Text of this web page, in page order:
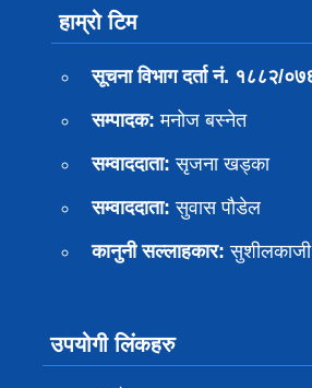
हाम्रो टिम
सूचना विभाग दर्ता नं. १८८२/
सम्पादक: मनोज बस्नेत
सम्वाददाता: सृजना खड्का
सम्वाददाता: सुवास पाैडेल
कानुनी सल्लाहकार: सुशीलकाजी
उपयोगी लिंकहरु